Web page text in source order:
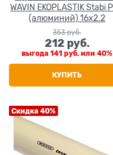
WAVIN EKOPLASTIK Stabi
(алюминий) 16x2.2
353 руб.
212 руб.
выгода 141 руб. или 40%
КУПИТЬ
Скидка 40%